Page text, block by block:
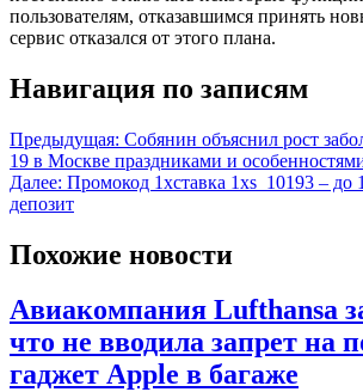
пользователям, отказавшимся принять
сервис отказался от этого плана.
Навигация по записям
Предыдущая: Собянин объяснил рост
19 в Москве праздниками и
Далее: Промокод 1хставка 1xs_10193 – до
депозит
Похожие новости
Авиакомпания Lufthansa
что не вводила запрет на
гаджет Apple в багаже